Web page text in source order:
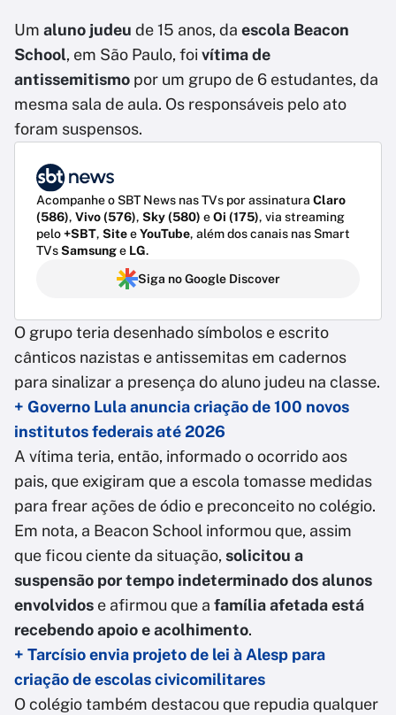
Um aluno judeu de 15 anos, da escola Beacon
School, em São Paulo, foi vítima de
antissemitismo por um grupo de 6 estudantes, da
mesma sala de aula. Os responsáveis pelo ato
foram suspensos.
Acompanhe o SBT News nas TVs por assinatura Claro
(586), Vivo (576), Sky (580) eOi (175), via streaming
pelo+SBT, SiteeYouTube, além dos canais nas Smart
TVsSamsunge LG.
Siga no Google Discover
O grupo teria desenhado símbolos e escrito
cânticos nazistas e antissemitas em cadernos
para sinalizar a presença do aluno judeu na classe.
+ Governo Lula anuncia criação de 100 novos
institutos federais até 2026
A vítima teria, então, informado o ocorrido aos
pais, que exigiram que a escola tomasse medidas
para frear ações de ódio e preconceito no colégio.
Em nota, a Beacon School informou que, assim
que ficou ciente da situação, solicitou a
suspensão por tempo indeterminado dos alunos
envolvidos e afirmou que a família afetada está
recebendo apoio e acolhimento.
+ Tarcísio envia projeto de lei à Alesp para
criação de escolas civicomilitares
O colégio também destacou que repudia qualquer